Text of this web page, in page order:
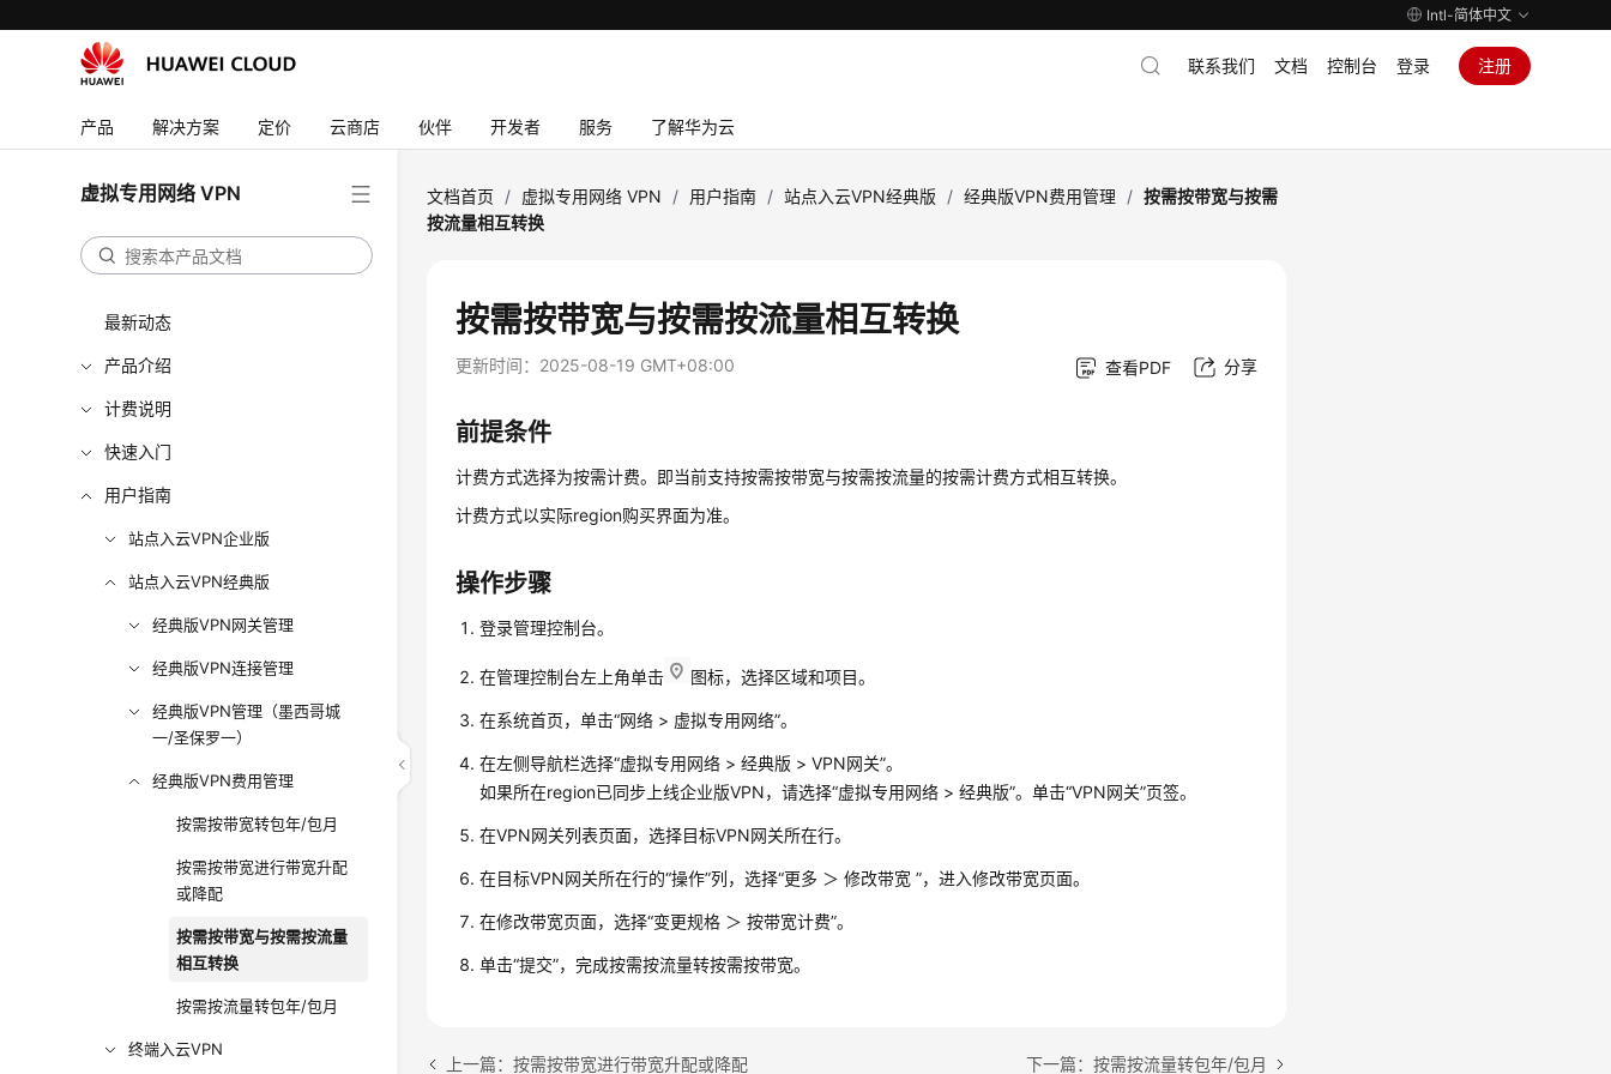
Intl-简体中文
产品 解决方案 定价 云商店 伙伴 开发者 服务 了解华为云
联系我们 文档 控制台 登录 注册
虚拟专用网络 VPN
最新动态
产品介绍
计费说明
快速入门
用户指南
站点入云VPN企业版
站点入云VPN经典版
经典版VPN网关管理
经典版VPN连接管理
经典版VPN管理（墨西哥城
一/圣保罗一）
经典版VPN费用管理
按需按带宽转包年/包月
按需按带宽进行带宽升配
或降配
按需按带宽与按需按流量
相互转换
按需按流量转包年/包月
终端入云VPN
文档首页 / 虚拟专用网络 VPN / 用户指南 / 站点入云VPN经典版 / 经典版VPN费用管理 / 按需按带宽与按需
按流量相互转换
按需按带宽与按需按流量相互转换
更新时间： 2025-08-19 GMT+08:00 查看PDF 分享
前提条件
计费方式选择为按需计费。即当前支持按需按带宽与按需按流量的按需计费方式相互转换。
计费方式以实际region购买界面为准。
操作步骤
登录管理控制台。
在管理控制台左上角单击 图标，选择区域和项目。
在系统首页，单击“网络 > 虚拟专用网络”。
在左侧导航栏选择“虚拟专用网络 > 经典版 > VPN网关”。
如果所在region已同步上线企业版VPN，请选择“虚拟专用网络 > 经典版”。单击“VPN网关”页签。
在VPN网关列表页面，选择目标VPN网关所在行。
在目标VPN网关所在行的“操作”列，选择“更多 ＞ 修改带宽 ”，进入修改带宽页面。
在修改带宽页面，选择“变更规格 ＞ 按带宽计费”。
单击“提交”，完成按需按流量转按需按带宽。
上一篇：按需按带宽进行带宽升配或降配 下一篇：按需按流量转包年/包月